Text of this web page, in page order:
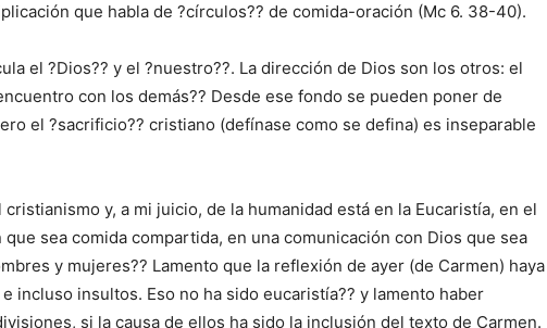
que habla de ?círculos?? de comida-oración (Mc 6. 38-40).
el ?Dios?? y el ?nuestro??. La dirección de Dios son los otros: el
con los demás?? Desde ese fondo se pueden poner de
el ?sacrificio?? cristiano (defínase como se defina) es inseparable
y, a mi juicio, de la humanidad está en la Eucaristía, en el
sea comida compartida, en una comunicación con Dios que sea
y mujeres?? Lamento que la reflexión de ayer (de Carmen) haya
incluso insultos. Eso no ha sido eucaristía?? y lamento haber
si la causa de ellos ha sido la inclusión del texto de Carmen.